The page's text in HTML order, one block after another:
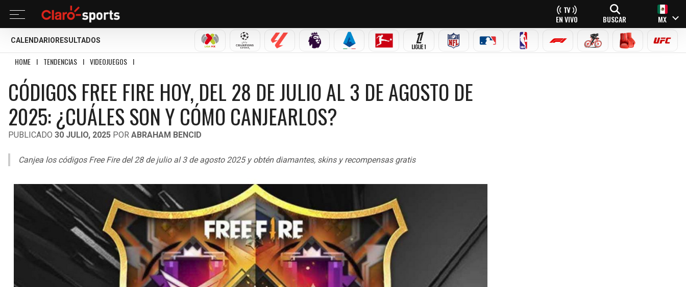
EN VIVO BUSCAR MX
CALENDARIO RESULTADOS
LIGA MX CHAMPIONS LEAGUE
LALIGA PREMIER LEAGUE
SERIE A BUNDESLIGALIGUE 1 NFL MLB NBA FÓRMULA 1CICLISMOBOXEO UFC
HOME I TENDENCIAS I VIDEOJUEGOS I
CÓDIGOS FREE FIRE HOY, DEL 28 DE JULIO AL 3 DE AGOSTO DE
2025: ¿CUÁLES SON Y CÓMO CANJEARLOS?
PUBLICADO 30 JULIO, 2025 POR ABRAHAM BENCID
Canjea los códigos Free Fire del 28 de julio al 3 de agosto 2025 y obtén diamantes, skins y recompensas gratis